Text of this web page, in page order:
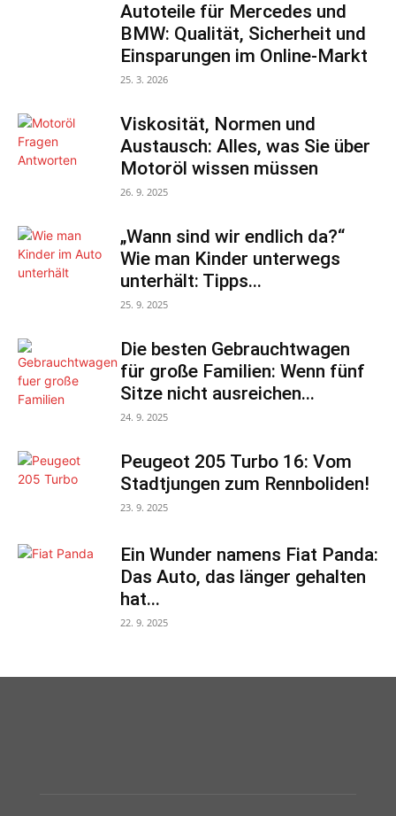
Autoteile für Mercedes und
BMW: Qualität, Sicherheit und
Einsparungen im Online-Markt
25. 3. 2026
Viskosität, Normen und
Austausch: Alles, was Sie über
Motoröl wissen müssen
26. 9. 2025
„Wann sind wir endlich da?“
Wie man Kinder unterwegs
unterhält: Tipps...
25. 9. 2025
Die besten Gebrauchtwagen
für große Familien: Wenn fünf
Sitze nicht ausreichen...
24. 9. 2025
Peugeot 205 Turbo 16: Vom
Stadtjungen zum Rennboliden!
23. 9. 2025
Ein Wunder namens Fiat Panda:
Das Auto, das länger gehalten
hat...
22. 9. 2025